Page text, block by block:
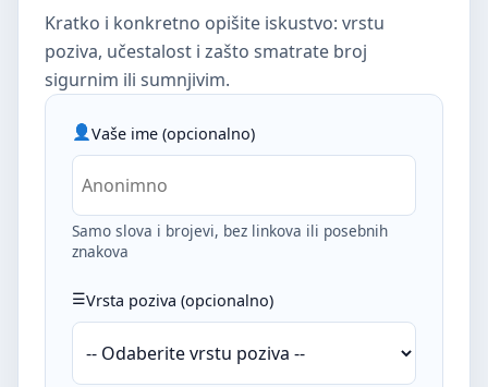
Kratko i konkretno opišite iskustvo: vrstu
poziva, učestalost i zašto smatrate broj
sigurnim ili sumnjivim.
Vaše ime (opcionalno)
Samo slova i brojevi, bez linkova ili posebnih
znakova
Vrsta poziva (opcionalno)